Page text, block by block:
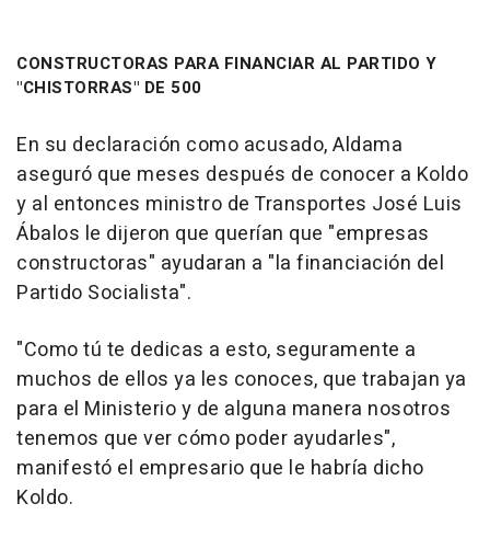
CONSTRUCTORAS PARA FINANCIAR AL PARTIDO Y
"CHISTORRAS" DE 500
En su declaración como acusado, Aldama
aseguró que meses después de conocer a Koldo
y al entonces ministro de Transportes José Luis
Ábalos le dijeron que querían que "empresas
constructoras" ayudaran a "la financiación del
Partido Socialista".
"Como tú te dedicas a esto, seguramente a
muchos de ellos ya les conoces, que trabajan ya
para el Ministerio y de alguna manera nosotros
tenemos que ver cómo poder ayudarles",
manifestó el empresario que le habría dicho
Koldo.